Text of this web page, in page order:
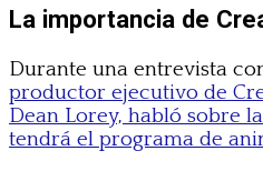
La importancia de
Durante una entrevista
productor ejecutivo de
Dean Lorey, habló sobre
tendrá el programa de